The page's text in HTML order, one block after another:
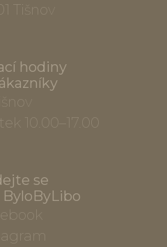
Tišnov
hodiny
10.00–17.00
se